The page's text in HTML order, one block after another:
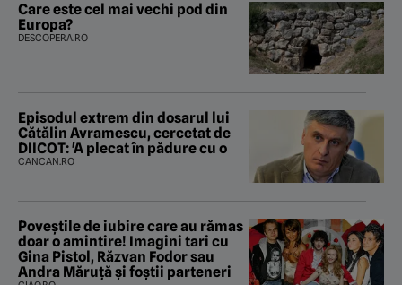
Care este cel mai vechi pod din
Europa?
DESCOPERA.RO
Episodul extrem din dosarul lui
Cătălin Avramescu, cercetat de
DIICOT: 'A plecat în pădure cu o
CANCAN.RO
Poveştile de iubire care au rămas
doar o amintire! Imagini tari cu
Gina Pistol, Răzvan Fodor sau
Andra Măruţă şi foştii parteneri